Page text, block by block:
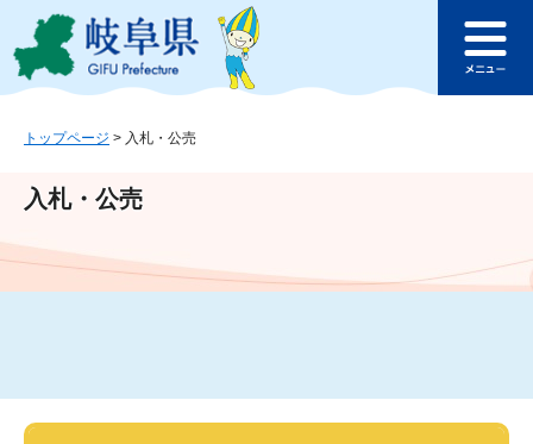
ジ
ュ
文
このページの本文へ
ュ
トップページ > 入札・公売
入札・公売